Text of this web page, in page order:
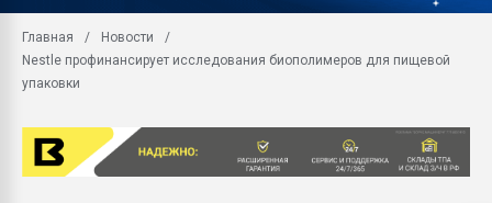
28.07.2026
первый план в
Главная
Новости
Nestle профинансирует исследования биополимеров для пищевой
упаковки